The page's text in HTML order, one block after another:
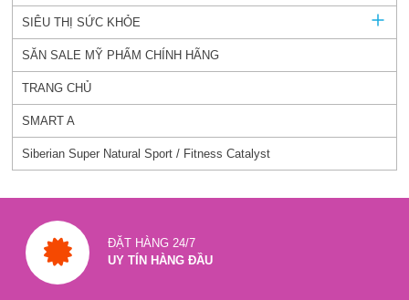
SIÊU THỊ SỨC KHỎE
SĂN SALE MỸ PHẨM CHÍNH HÃNG
TRANG CHỦ
SMART A
Siberian Super Natural Sport / Fitness Catalyst
ĐẶT HÀNG 24/7
UY TÍN HÀNG ĐẦU